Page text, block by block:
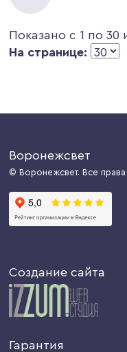
Показано с 1 по 30
На странице:
Воронежсвет
© Воронежсвет. Все
Создание сайта
Гарантия